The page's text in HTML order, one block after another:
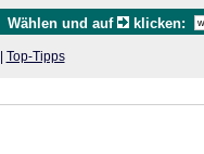
Wählen und auf klicken:
Top-Tipps